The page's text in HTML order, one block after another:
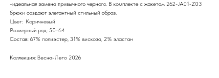
-идеальная замена привычного черного. В комплекте с жакетом 262-JA01-Z03
брюки создают элегантный стильный образ.
Цвет: Коричневый
Размерный ряд: 50-64
Состав: 67% полиэстер, 31% вискоза, 2% эластан
Коллекция: Весна-Лето 2026